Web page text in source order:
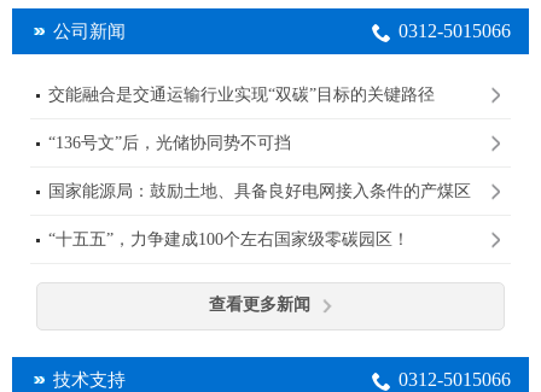
公司新闻 0312-5015066
交能融合是交通运输行业实现“双碳”目标的关键路径
“136号文”后，光储协同势不可挡
国家能源局：鼓励土地、具备良好电网接入条件的产煤区
“十五五”，力争建成100个左右国家级零碳园区！
查看更多新闻
技术支持 0312-5015066